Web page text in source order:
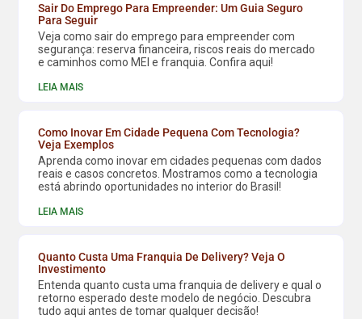
Sair Do Emprego Para Empreender: Um Guia Seguro
Para Seguir
Veja como sair do emprego para empreender com
segurança: reserva financeira, riscos reais do mercado
e caminhos como MEI e franquia. Confira aqui!
LEIA MAIS
Como Inovar Em Cidade Pequena Com Tecnologia?
Veja Exemplos
Aprenda como inovar em cidades pequenas com dados
reais e casos concretos. Mostramos como a tecnologia
está abrindo oportunidades no interior do Brasil!
LEIA MAIS
Quanto Custa Uma Franquia De Delivery? Veja O
Investimento
Entenda quanto custa uma franquia de delivery e qual o
retorno esperado deste modelo de negócio. Descubra
tudo aqui antes de tomar qualquer decisão!